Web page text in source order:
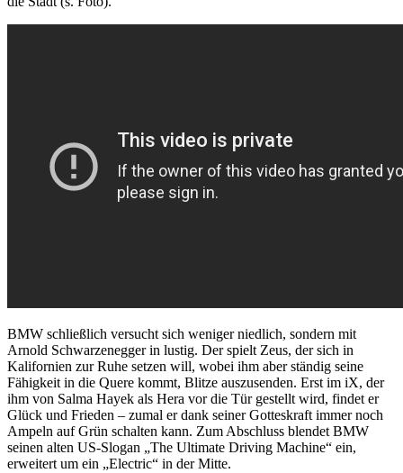
BMW schließlich versucht sich weniger niedlich, sondern mit
Arnold Schwarzenegger in lustig. Der spielt Zeus, der sich in
Kalifornien zur Ruhe setzen will, wobei ihm aber ständig seine
Fähigkeit in die Quere kommt, Blitze auszusenden. Erst im iX, der
ihm von Salma Hayek als Hera vor die Tür gestellt wird, findet er
Glück und Frieden – zumal er dank seiner Gotteskraft immer noch
Ampeln auf Grün schalten kann. Zum Abschluss blendet BMW
seinen alten US-Slogan „The Ultimate Driving Machine“ ein,
erweitert um ein „Electric“ in der Mitte.